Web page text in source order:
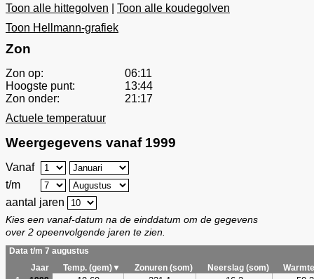
Toon alle hittegolven
Toon alle koudegolven
Toon Hellmann-grafiek
Zon
Zon op:
06:11
Hoogste punt:
13:44
Zon onder:
21:17
Actuele temperatuur
Weergegevens vanaf 1999
Vanaf
t/m
aantal jaren
Kies een vanaf-datum na de einddatum om de gegevens
over 2 opeenvolgende jaren te zien.
Data t/m 7 augustus
Jaar
Temp. (gem)▼ Zonuren (som) Neerslag (som)